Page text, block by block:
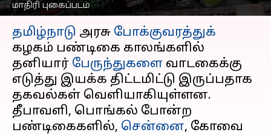
மாதிரி புகைப்படம்
செய்தி முன்னோட்டம்
தமிழ்நாடு அரசு போக்குவரத்துக்
கழகம் பண்டிகை காலங்களில்
தனியார் பேருந்துகளை வாடகைக்கு
எடுத்து இயக்க திட்டமிட்டு இருப்பதாக
தகவல்கள் வெளியாகியுள்ளன.
தீபாவளி, பொங்கல் போன்ற
பண்டிகைகளில், சென்னை, கோவை